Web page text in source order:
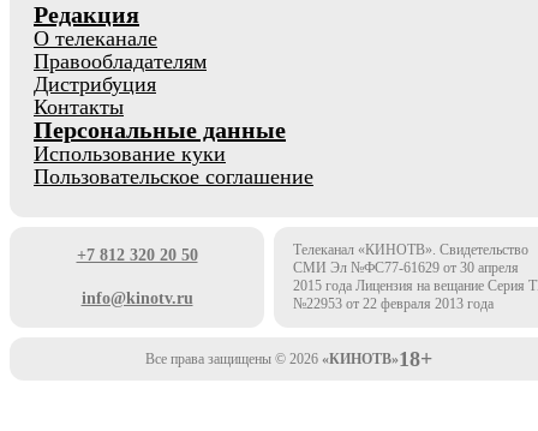
Редакция
О телеканале
Правообладателям
Дистрибуция
Контакты
Персональные данные
Использование куки
Пользовательское соглашение
+7 812 320 20 50
info@kinotv.ru
Телеканал «КИНОТВ». Свидетельство
СМИ Эл №ФС77-61629 от 30 апреля
2015 года Лицензия на вещание Серия
№22953 от 22 февраля 2013 года
Все права защищены © 2026 «КИНОТВ»18+